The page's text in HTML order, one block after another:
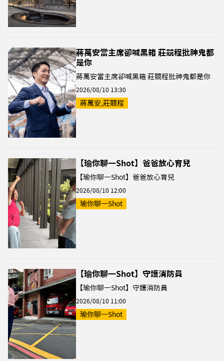
蔣萬安當主席卻喊黑箱 莊競程批神鬼都
是你
蔣萬安當主席卻喊黑箱 莊競程批神鬼都是你
2026/08/10 13:30
蔣萬安,莊競程
【瑜你聊一Shot】爸爸放心育兒
【瑜你聊一Shot】爸爸放心育兒
2026/08/10 12:00
瑜你聊一Shot
【瑜你聊一Shot】守護消防員
【瑜你聊一Shot】守護消防員
2026/08/10 11:00
瑜你聊一Shot